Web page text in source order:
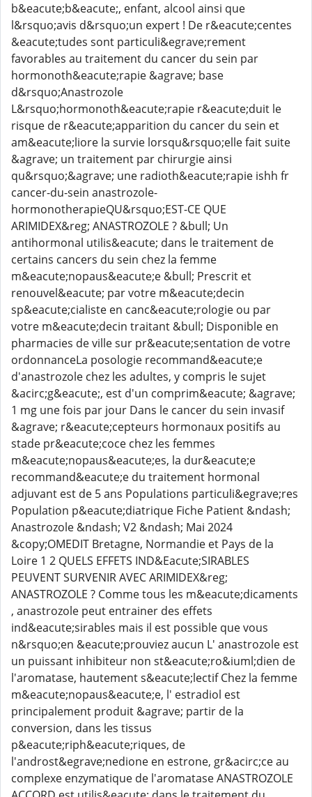
b&eacute;b&eacute;, enfant, alcool ainsi que
l&rsquo;avis d&rsquo;un expert ! De r&eacute;centes
&eacute;tudes sont particuli&egrave;rement
favorables au traitement du cancer du sein par
hormonoth&eacute;rapie &agrave; base
d&rsquo;Anastrozole
L&rsquo;hormonoth&eacute;rapie r&eacute;duit le
risque de r&eacute;apparition du cancer du sein et
am&eacute;liore la survie lorsqu&rsquo;elle fait suite
&agrave; un traitement par chirurgie ainsi
qu&rsquo;&agrave; une radioth&eacute;rapie ishh fr
cancer-du-sein anastrozole-
hormonotherapieQU&rsquo;EST-CE QUE
ARIMIDEX&reg; ANASTROZOLE ? &bull; Un
antihormonal utilis&eacute; dans le traitement de
certains cancers du sein chez la femme
m&eacute;nopaus&eacute;e &bull; Prescrit et
renouvel&eacute; par votre m&eacute;decin
sp&eacute;cialiste en canc&eacute;rologie ou par
votre m&eacute;decin traitant &bull; Disponible en
pharmacies de ville sur pr&eacute;sentation de votre
ordonnanceLa posologie recommand&eacute;e
d'anastrozole chez les adultes, y compris le sujet
&acirc;g&eacute;, est d'un comprim&eacute; &agrave;
1 mg une fois par jour Dans le cancer du sein invasif
&agrave; r&eacute;cepteurs hormonaux positifs au
stade pr&eacute;coce chez les femmes
m&eacute;nopaus&eacute;es, la dur&eacute;e
recommand&eacute;e du traitement hormonal
adjuvant est de 5 ans Populations particuli&egrave;res
Population p&eacute;diatrique Fiche Patient &ndash;
Anastrozole &ndash; V2 &ndash; Mai 2024
&copy;OMEDIT Bretagne, Normandie et Pays de la
Loire 1 2 QUELS EFFETS IND&Eacute;SIRABLES
PEUVENT SURVENIR AVEC ARIMIDEX&reg;
ANASTROZOLE ? Comme tous les m&eacute;dicaments
, anastrozole peut entrainer des effets
ind&eacute;sirables mais il est possible que vous
n&rsquo;en &eacute;prouviez aucun L' anastrozole est
un puissant inhibiteur non st&eacute;ro&iuml;dien de
l'aromatase, hautement s&eacute;lectif Chez la femme
m&eacute;nopaus&eacute;e, l' estradiol est
principalement produit &agrave; partir de la
conversion, dans les tissus
p&eacute;riph&eacute;riques, de
l'androst&egrave;nedione en estrone, gr&acirc;ce au
complexe enzymatique de l'aromatase ANASTROZOLE